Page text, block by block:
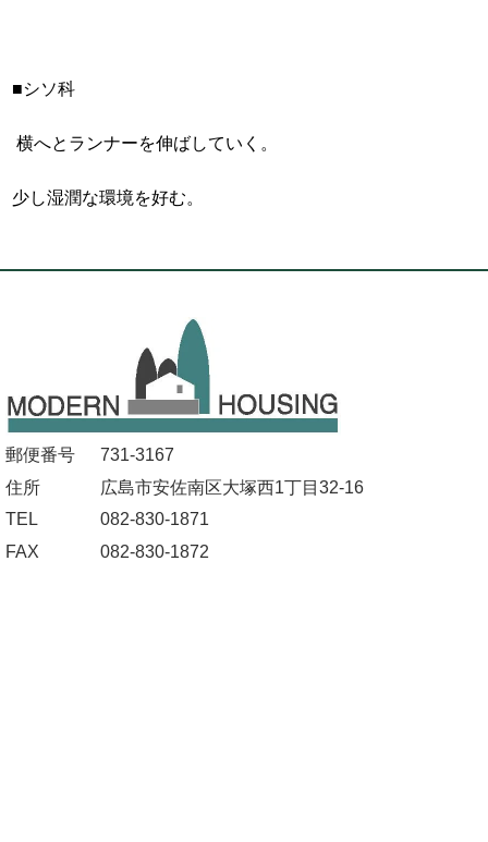
■シソ科
横へとランナーを伸ばしていく。
少し湿潤な環境を好む。
郵便番号
731-3167
住所
広島市安佐南区大塚西1丁目32-16
TEL
082-830-1871
FAX
082-830-1872